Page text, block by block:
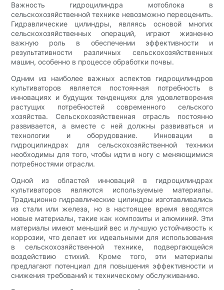
Важность гидроцилиндра мотоблока в
сельскохозяйственной технике невозможно переоценить.
Гидравлические цилиндры, являясь основой многих
сельскохозяйственных операций, играют жизненно
важную роль в обеспечении эффективности и
результативности различных сельскохозяйственных
машин, особенно в процессе обработки почвы.
Одним из наиболее важных аспектов гидроцилиндров
культиваторов является постоянная потребность в
инновациях и будущих тенденциях для удовлетворения
растущих потребностей современного сельского
хозяйства. Сельскохозяйственная отрасль постоянно
развивается, а вместе с ней должны развиваться и
технологии и оборудование. Инновации в
гидроцилиндрах для сельскохозяйственной техники
необходимы для того, чтобы идти в ногу с меняющимися
потребностями отрасли.
Одной из областей инноваций в гидроцилиндрах
культиваторов являются используемые материалы.
Традиционно гидравлические цилиндры изготавливались
из стали или железа, но в настоящее время вводятся
новые материалы, такие как композиты и алюминий. Эти
материалы имеют меньший вес и лучшую устойчивость к
коррозии, что делает их идеальными для использования
в сельскохозяйственной технике, подвергающейся
воздействию стихий. Кроме того, эти материалы
предлагают потенциал для повышения эффективности и
снижения требований к техническому обслуживанию.